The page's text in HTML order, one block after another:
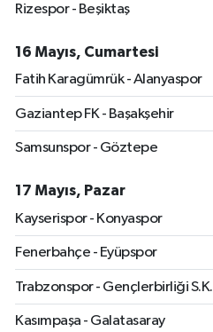
Rizespor - Beşiktaş
16 Mayıs, Cumartesi
Fatih Karagümrük - Alanyaspor
Gaziantep FK - Başakşehir
Samsunspor - Göztepe
17 Mayıs, Pazar
Kayserispor - Konyaspor
Fenerbahçe - Eyüpspor
Trabzonspor - Gençlerbirliği S.K.
Kasımpaşa - Galatasaray